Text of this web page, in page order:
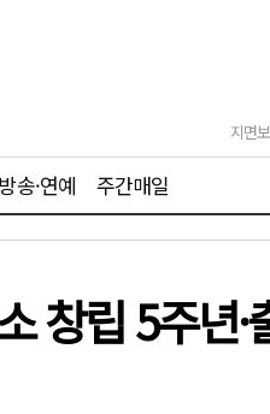
지면
방송·연예 주간매일
창립 5주년·